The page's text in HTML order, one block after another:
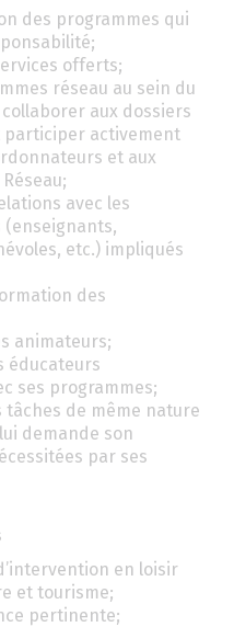
des programmes qui
offerts;
réseau au sein du
aux dossiers
participer activement
et aux
avec les
etc.) impliqués
des
animateurs;
éducateurs
ses programmes;
de même nature
demande son
par ses
en loisir
et tourisme;
pertinente;